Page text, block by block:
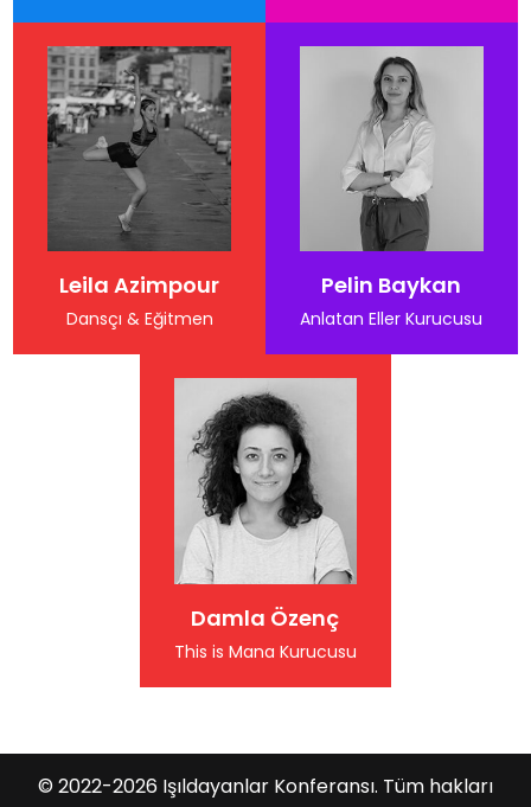
Leila Azimpour
Dansçı & Eğitmen
Pelin Baykan
Anlatan Eller Kurucusu
Damla Özenç
This is Mana Kurucusu
© 2022-2026 Işıldayanlar Konferansı. Tüm hakları